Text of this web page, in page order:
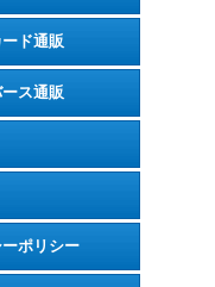
ド通販
ス通販
ポリシー